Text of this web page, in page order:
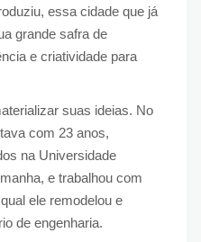
essa cidade que já
grande safra de
e criatividade para
suas ideias. No
com 23 anos,
na Universidade
e trabalhou com
ele remodelou e
de engenharia.